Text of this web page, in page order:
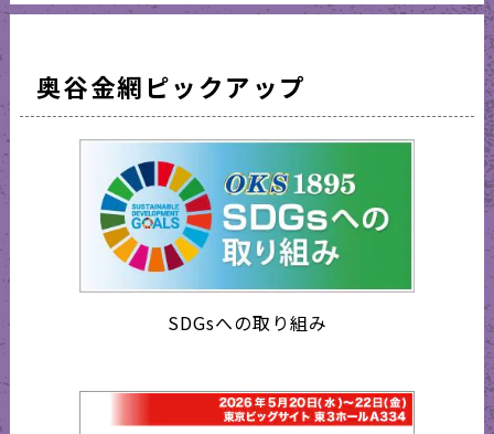
奥谷金網ピックアップ
SDGsへの取り組み